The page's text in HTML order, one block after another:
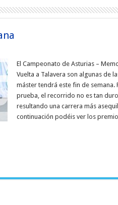
El Campeonato de Asturias –
Vuelta a Talavera son algunas de
máster tendrá este fin de semana.
prueba, el recorrido no es tan
resultando una carrera más
continuación podéis ver los